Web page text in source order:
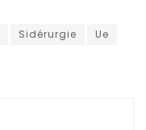
Sidérurgie
Ue